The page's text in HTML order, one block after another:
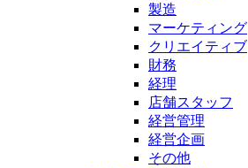
製造
マーケティング
クリエイティブ
財務
経理
店舗スタッフ
経営管理
経営企画
その他